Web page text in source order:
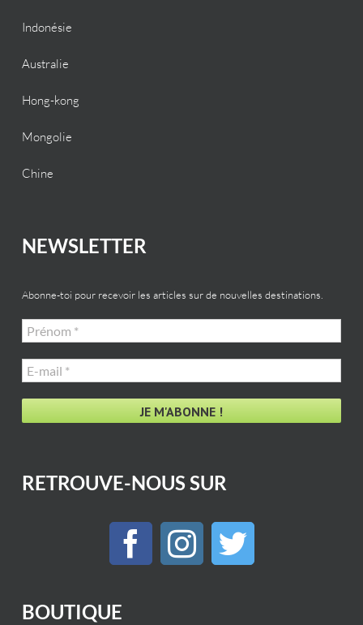
Indonésie
Australie
Hong-kong
Mongolie
Chine
NEWSLETTER
Abonne-toi pour recevoir les articles sur de nouvelles destinations.
Prénom
*
E-
mail
*
RETROUVE-NOUS SUR
BOUTIQUE